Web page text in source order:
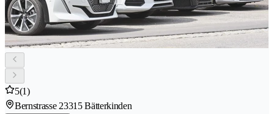
5(1)
Bernstrasse 23315 Bätterkinden